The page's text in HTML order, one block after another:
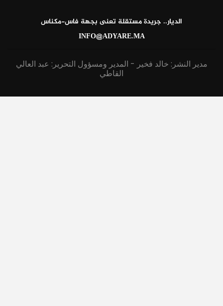
الديار.. جريدة مستقلة تعنى بجهة فاس-مكناس
INFO@ADYARE.MA
مدير النشر: خالد فخير - المدير ومسؤول التحرير: عبد العالي
القاطي